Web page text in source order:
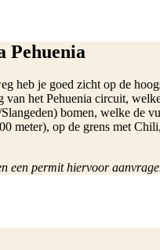
Pehuenia
heb je goed zicht op de
het Pehuenia circuit,
bomen, welke
meter), op de grens met
een permit hiervoor